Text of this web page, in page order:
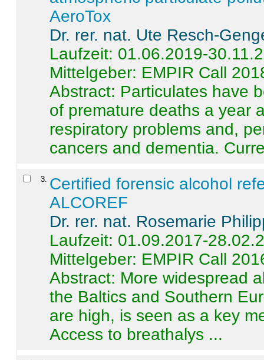
AeroTox
Dr. rer. nat. Ute Resch-
Laufzeit: 01.06.2019-
Mittelgeber: EMPIR Call
Abstract: Particulates have
of premature deaths a year
respiratory problems and,
cancers and dementia.
3 Certified forensic alcohol
ALCOREF
Dr. rer. nat. Rosemarie
Laufzeit: 01.09.2017-
Mittelgeber: EMPIR Call
Abstract: More widespread
the Baltics and Southern
are high, is seen as a key
Access to breathalys ...